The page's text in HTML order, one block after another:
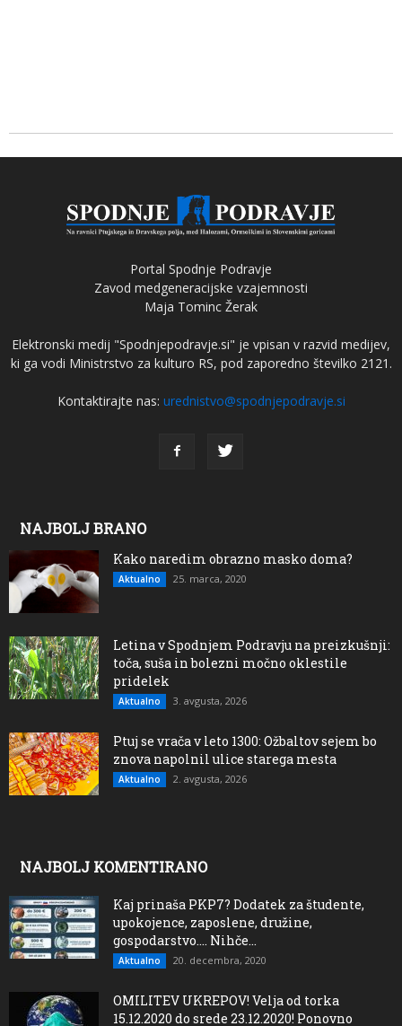
Portal Spodnje Podravje
Zavod medgeneracijske vzajemnosti
Maja Tominc Žerak
Elektronski medij "Spodnjepodravje.si" je vpisan v razvid medijev,
ki ga vodi Ministrstvo za kulturo RS, pod zaporedno številko 2121.
Kontaktirajte nas: urednistvo@spodnjepodravje.si
NAJBOLJ BRANO
Kako naredim obrazno masko doma?
Aktualno 25. marca, 2020
Letina v Spodnjem Podravju na preizkušnji:
toča, suša in bolezni močno oklestile
pridelek
Aktualno 3. avgusta, 2026
Ptuj se vrača v leto 1300: Ožbaltov sejem bo
znova napolnil ulice starega mesta
Aktualno 2. avgusta, 2026
NAJBOLJ KOMENTIRANO
Kaj prinaša PKP7? Dodatek za študente,
upokojence, zaposlene, družine,
gospodarstvo…. Nihče...
Aktualno 20. decembra, 2020
OMILITEV UKREPOV! Velja od torka
15.12.2020 do srede 23.12.2020! Ponovno